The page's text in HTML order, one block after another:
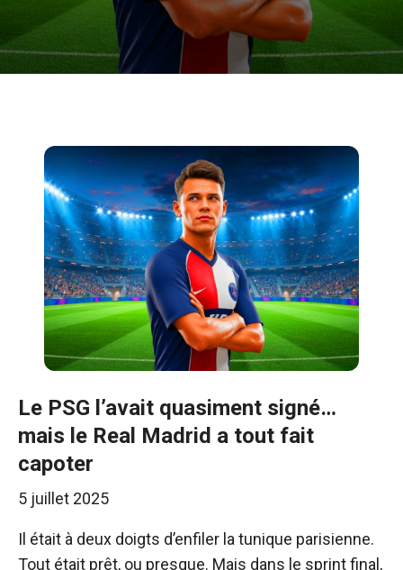
Le PSG l’avait quasiment signé…
mais le Real Madrid a tout fait
capoter
5 juillet 2025
Il était à deux doigts d’enfiler la tunique parisienne.
Tout était prêt, ou presque. Mais dans le sprint final,